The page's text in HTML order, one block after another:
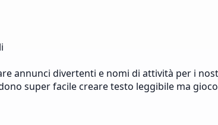
annunci divertenti e nomi di attività per i
super facile creare testo leggibile ma